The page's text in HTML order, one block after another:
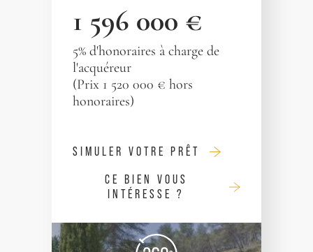
1 596 000 €
5% d'honoraires à charge de
l'acquéreur
(Prix 1 520 000 € hors
honoraires)
SIMULER VOTRE PRÊT
CE BIEN VOUS
INTÉRESSE ?